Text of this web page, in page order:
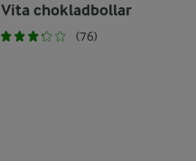
Vita chokladbollar
(76)